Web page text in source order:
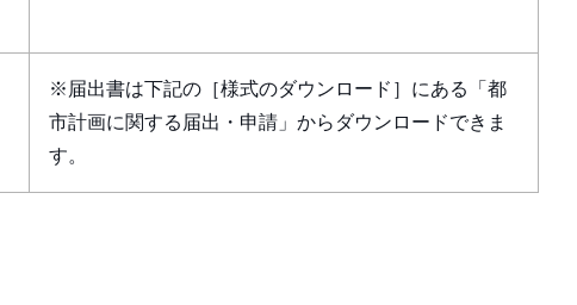
※届出書は下記の［様式のダウンロード］にある「都
市計画に関する届出・申請」からダウンロードできま
す。